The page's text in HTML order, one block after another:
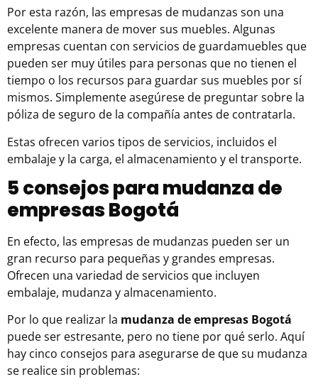
Por esta razón, las empresas de mudanzas son una
excelente manera de mover sus muebles. Algunas
empresas cuentan con servicios de guardamuebles que
pueden ser muy útiles para personas que no tienen el
tiempo o los recursos para guardar sus muebles por sí
mismos. Simplemente asegúrese de preguntar sobre la
póliza de seguro de la compañía antes de contratarla.
Estas ofrecen varios tipos de servicios, incluidos el
embalaje y la carga, el almacenamiento y el transporte.
5 consejos para mudanza de
empresas Bogotá
En efecto, las empresas de mudanzas pueden ser un
gran recurso para pequeñas y grandes empresas.
Ofrecen una variedad de servicios que incluyen
embalaje, mudanza y almacenamiento.
Por lo que realizar la mudanza de empresas Bogotá
puede ser estresante, pero no tiene por qué serlo. Aquí
hay cinco consejos para asegurarse de que su mudanza
se realice sin problemas: